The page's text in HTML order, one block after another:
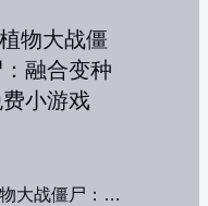
植物大战僵尸：融合变种